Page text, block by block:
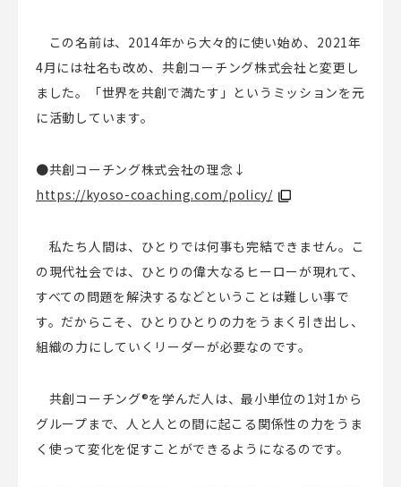
この名前は、 2014年から大々的に使い始め、 2021年
4月には社名も改め、共創コーチング株式会社と変更し
ました。「世界を共創で満たす」というミッションを元
に活動しています。
●共創コーチング株式会社の理念↓
https://kyoso-coaching.com/policy/
私たち人間は、ひとりでは何事も完結できません。こ
の現代社会では、ひとりの偉大なるヒーローが現れて、
すべての問題を解決するなどということは難しい事で
す。だからこそ、ひとりひとりの力をうまく引き出し、
組織の力にしていくリーダーが必要なのです。
共創コーチング®を学んだ人は、最小単位の1対1から
グループまで、人と人との間に起こる関係性の力をうま
く使って変化を促すことができるようになるのです。